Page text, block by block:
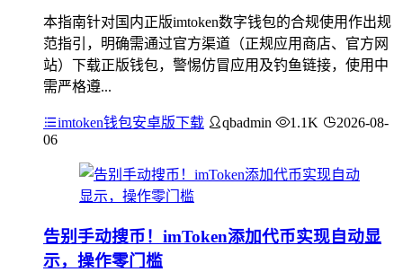
本指南针对国内正版imtoken数字钱包的合规使用作出规
范指引，明确需通过官方渠道（正规应用商店、官方网
站）下载正版钱包，警惕仿冒应用及钓鱼链接，使用中
需严格遵...
imtoken钱包安卓版下载 qbadmin 1.1K
2026-08-
06
告别手动搜币！imToken添加代币实现自动显
示，操作零门槛